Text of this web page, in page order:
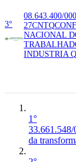
3°
08.643.400/
27CNTQ
NACIONAL
INDUSTRIA
1°
33.661.548/
da